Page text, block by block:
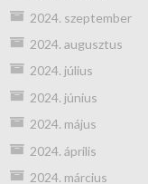
2024. szeptember
2024. augusztus
2024. július
2024. június
2024. május
2024. április
2024. március